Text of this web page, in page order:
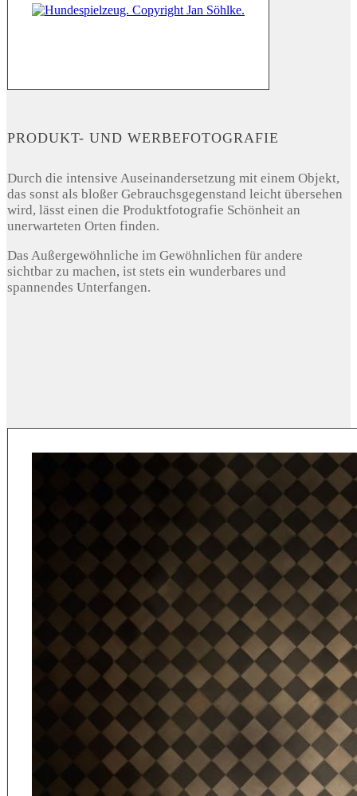
PRODUKT- UND WERBEFOTOGRAFIE
Durch die intensive Auseinandersetzung mit einem Objekt,
das sonst als bloßer Gebrauchsgegenstand leicht übersehen
wird, lässt einen die Produktfotografie Schönheit an
unerwarteten Orten finden.
Das Außergewöhnliche im Gewöhnlichen für andere
sichtbar zu machen, ist stets ein wunderbares und
spannendes Unterfangen.